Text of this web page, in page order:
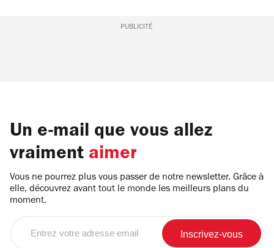
PUBLICITÉ
Un e-mail que vous allez
vraiment aimer
Vous ne pourrez plus vous passer de notre newsletter. Grâce à
elle, découvrez avant tout le monde les meilleurs plans du
moment.